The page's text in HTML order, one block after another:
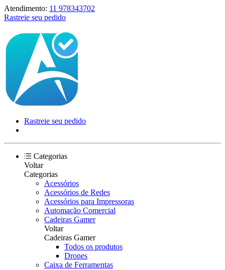
Atendimento: 11 978343702
Rastreie seu pedido
Rastreie seu pedido
Categorias
Voltar
Categorias
Acessórios
Acessórios de Redes
Acessórios para Impressoras
Automação Comercial
Cadeiras Gamer
Voltar
Cadeiras Gamer
Todos os produtos
Drones
Caixa de Ferramentas